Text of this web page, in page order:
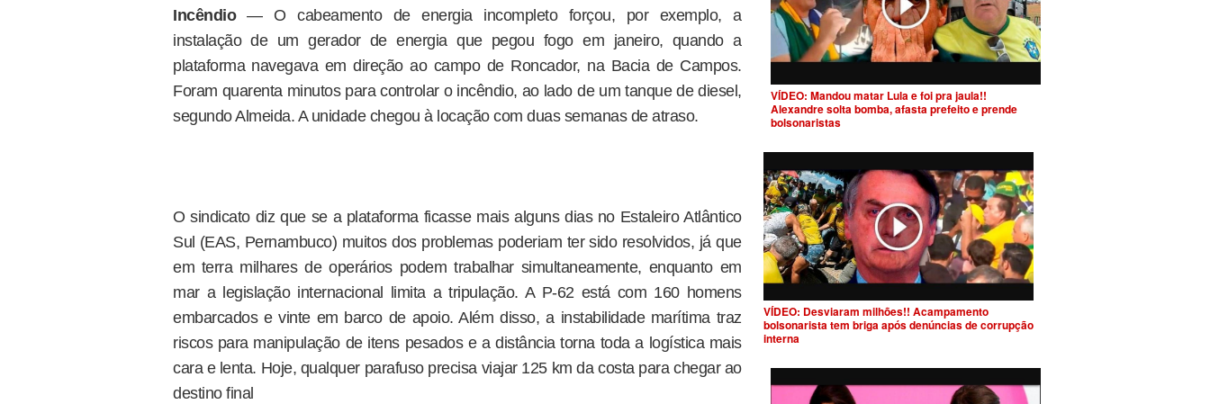
Incêndio— O cabeamento de energia incompleto forçou, por exemplo, a
instalação de um gerador de energia que pegou fogo em janeiro, quando a
plataforma navegava em direção ao campo de Roncador, na Bacia de Campos.
Foram quarenta minutos para controlar o incêndio, ao lado de um tanque de diesel,
segundo Almeida. A unidade chegou à locação com duas semanas de atraso.
O sindicato diz que se a plataforma ficasse mais alguns dias no Estaleiro Atlântico
Sul (EAS, Pernambuco) muitos dos problemas poderiam ter sido resolvidos, já que
em terra milhares de operários podem trabalhar simultaneamente, enquanto em
mar a legislação internacional limita a tripulação. A P-62 está com 160 homens
embarcados e vinte em barco de apoio. Além disso, a instabilidade marítima traz
riscos para manipulação de itens pesados e a distância torna toda a logística mais
cara e lenta. Hoje, qualquer parafuso precisa viajar 125 km da costa para chegar ao
destino final
VÍDEO: Mandou matar Lula e foi pra jaula!!
Alexandre solta bomba, afasta prefeito e prende
bolsonaristas
VÍDEO: Desviaram milhões!! Acampamento
bolsonarista tem briga após denúncias de corrupção
interna